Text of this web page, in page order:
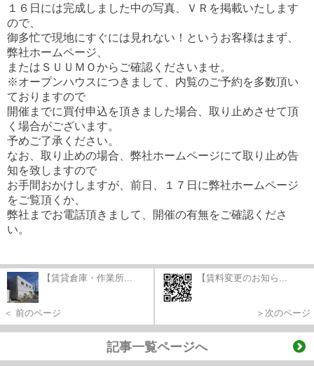
１６日には完成しました中の写真、ＶＲを掲載いたします
ので、
御多忙で現地にすぐには見れない！というお客様はまず、
弊社ホームページ、
またはＳＵＵＭＯからご確認くださいませ。
※オープンハウスにつきまして、内覧のご予約を多数頂い
ておりますので
開催までに買付申込を頂きました場合、取り止めさせて頂
く場合がございます。
予めご了承ください。
なお、取り止めの場合、弊社ホームページにて取り止め告
知を致しますので
お手間おかけしますが、前日、１７日に弊社ホームページ
をご覧頂くか、
弊社までお電話頂きまして、開催の有無をご確認くださ
い。
【賃貸倉庫・作業所...
＜ 前のページ
【賃料変更のお知ら...
＞次のページ
記事一覧ページへ